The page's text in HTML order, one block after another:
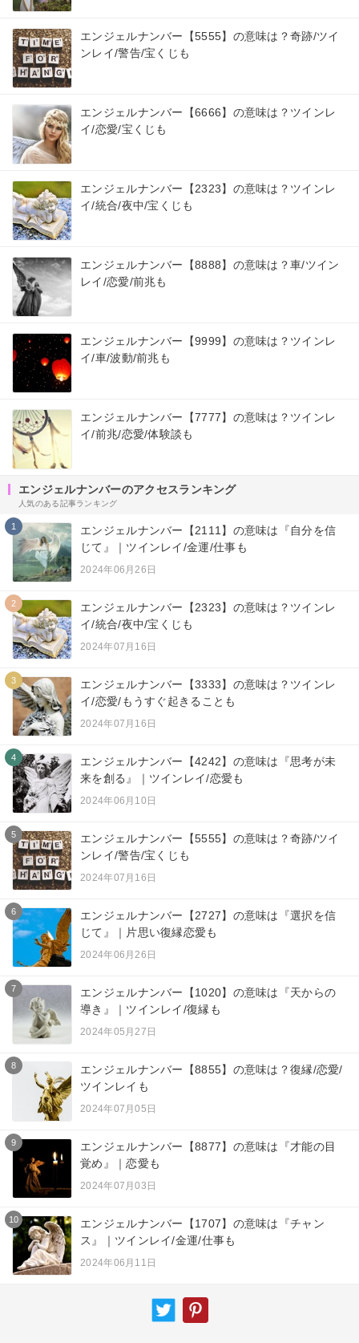
エンジェルナンバー【5555】の意味は？奇跡/ツイ
ンレイ/警告/宝くじも
エンジェルナンバー【6666】の意味は？ツインレ
イ/恋愛/宝くじも
エンジェルナンバー【2323】の意味は？ツインレ
イ/統合/夜中/宝くじも
エンジェルナンバー【8888】の意味は？車/ツイン
レイ/恋愛/前兆も
エンジェルナンバー【9999】の意味は？ツインレ
イ/車/波動/前兆も
エンジェルナンバー【7777】の意味は？ツインレ
イ/前兆/恋愛/体験談も
エンジェルナンバーのアクセスランキング
人気のある記事ランキング
1
エンジェルナンバー【2111】の意味は『自分を信
じて』｜ツインレイ/金運/仕事も
2024年06月26日
2
エンジェルナンバー【2323】の意味は？ツインレ
イ/統合/夜中/宝くじも
2024年07月16日
3
エンジェルナンバー【3333】の意味は？ツインレ
イ/恋愛/もうすぐ起きることも
2024年07月16日
4
エンジェルナンバー【4242】の意味は『思考が未
来を創る』｜ツインレイ/恋愛も
2024年06月10日
5
エンジェルナンバー【5555】の意味は？奇跡/ツイ
ンレイ/警告/宝くじも
2024年07月16日
6
エンジェルナンバー【2727】の意味は『選択を信
じて』｜片思い復縁恋愛も
2024年06月26日
7
エンジェルナンバー【1020】の意味は『天からの
導き』｜ツインレイ/復縁も
2024年05月27日
8
エンジェルナンバー【8855】の意味は？復縁/恋愛/
ツインレイも
2024年07月05日
9
エンジェルナンバー【8877】の意味は『才能の目
覚め』｜恋愛も
2024年07月03日
10
エンジェルナンバー【1707】の意味は『チャン
ス』｜ツインレイ/金運/仕事も
2024年06月11日